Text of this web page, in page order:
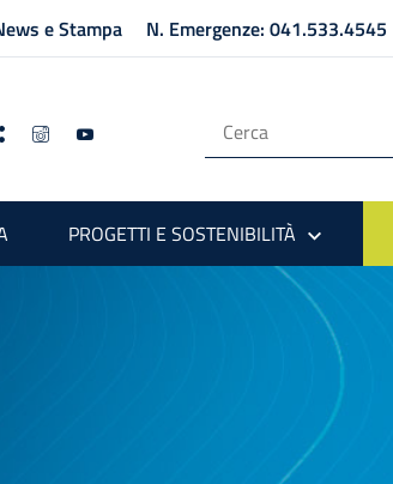
e Stampa N. Emergenze: 041.533.4545
PROGETTI E SOSTENIBILITÀ